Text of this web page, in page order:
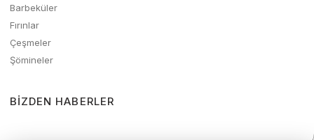
Barbeküler
Fırınlar
Çeşmeler
Şömineler
BIZDEN HABERLER